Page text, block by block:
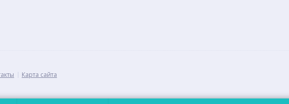
Карта сайта